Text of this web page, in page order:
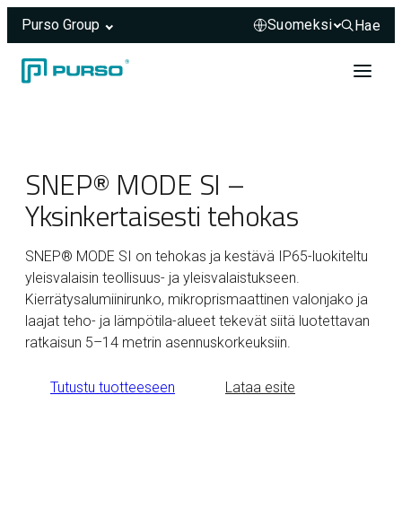
Purso Group
Hae
Hae
SNEP® MODE SI –
Yksinkertaisesti tehokas
SNEP® MODE SI on tehokas ja kestävä IP65-luokiteltu
yleisvalaisin teollisuus- ja yleisvalaistukseen.
Kierrätysalumiinirunko, mikroprismaattinen valonjako ja
laajat teho- ja lämpötila-alueet tekevät siitä luotettavan
ratkaisun 5–14 metrin asennuskorkeuksiin.
Tutustu tuotteeseen Lataa esite